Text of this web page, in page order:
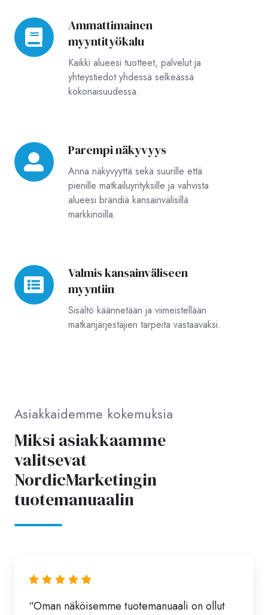
Ammattimainen
myyntityökalu
Kaikki alueesi tuotteet, palvelut ja
yhteystiedot yhdessä selkeässä
kokonaisuudessa.
Ammattimainen
myyntityökalu
Parempi näkyvyys
Anna näkyvyyttä sekä suurille että
pienille matkailuyrityksille ja vahvista
alueesi brändiä kansainvälisillä
markkinoilla.
Parempi
näkyvyys
Valmis kansainväliseen
myyntiin
Sisältö käännetään ja viimeistellään
matkanjärjestäjien tarpeita vastaavaksi.
Valmis
kansainväliseen
myyntiin
Asiakkaidemme kokemuksia
Miksi asiakkaamme
valitsevat
NordicMarketingin
tuotemanuaalin
“Oman näköisemme tuotemanuaali on ollut